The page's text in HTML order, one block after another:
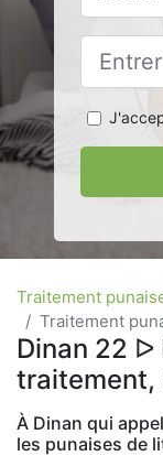
Traitement
Traitement
Dinan 22 ᐅ
traitement,
À Dinan qui
les punaises de